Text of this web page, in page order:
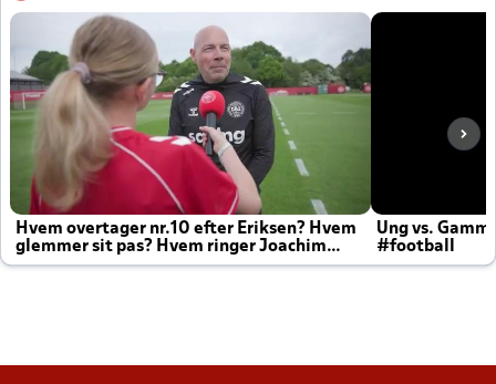
Hvem overtager nr.10 efter Eriksen? Hvem
glemmer sit pas? Hvem ringer Joachim
altid til efter kampe?
Ung vs.
#football